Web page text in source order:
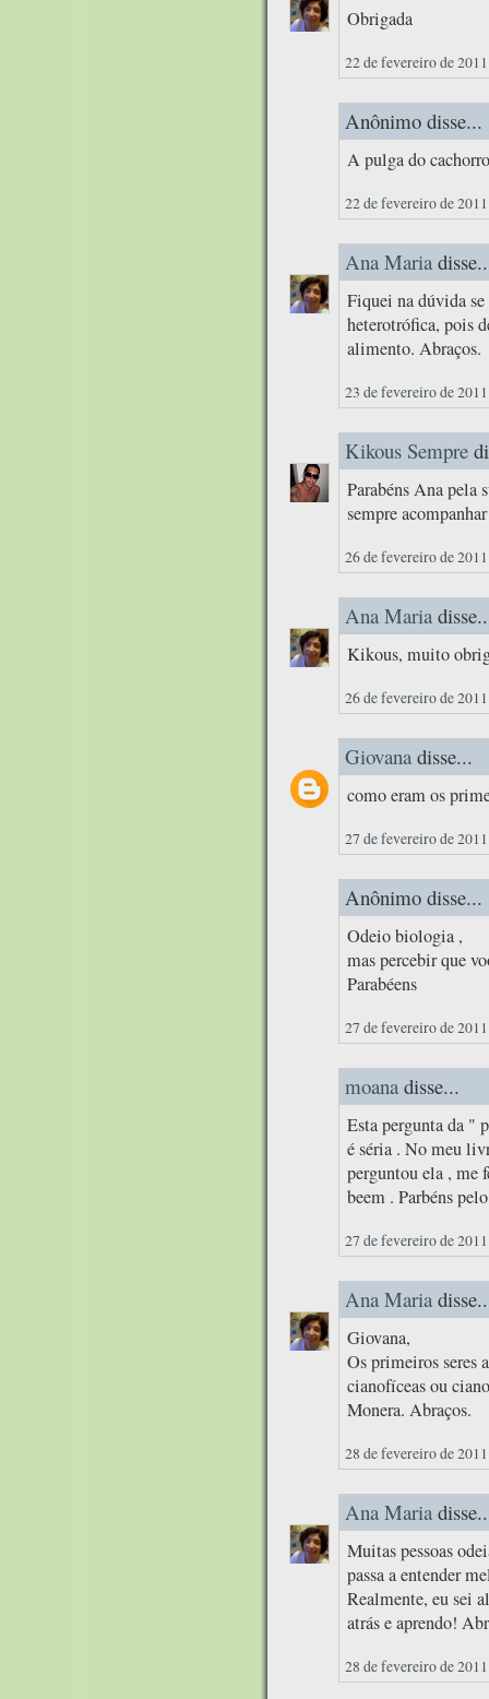
Obrigada
22 de fevereiro de
Anônimo disse...
A pulga do
22 de fevereiro de
Ana Maria
Fiquei na dúvida
heterotrófica, pois
alimento. Abraços.
23 de fevereiro de
Kikous Sempre
Parabéns Ana pela
sempre
26 de fevereiro de
Ana Maria
Kikous, muito
26 de fevereiro de
Giovana disse...
como eram os
27 de fevereiro de
Anônimo disse...
Odeio biologia ,
mas percebir que
Parabéens
27 de fevereiro de
moana disse...
Esta pergunta da "
é séria . No meu
perguntou ela , me
beem . Parbéns
27 de fevereiro de
Ana Maria
Giovana,
Os primeiros seres
cianofíceas ou
Monera. Abraços.
28 de fevereiro de
Ana Maria
Muitas pessoas
passa a entender
Realmente, eu sei
atrás e aprendo!
28 de fevereiro de